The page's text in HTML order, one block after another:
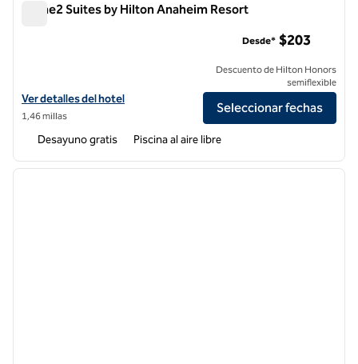
Home2 Suites by Hilton Anaheim Resort
Ver detalles del hotel para Home2 Suites by Hilton Anaheim Resort
Ver detalles del hotel
1,46 millas
Desde* $203
Descuento de Hilton Honors
semiflexible
Seleccionar fechas
Desayuno gratis Piscina al aire libre
1 de 12